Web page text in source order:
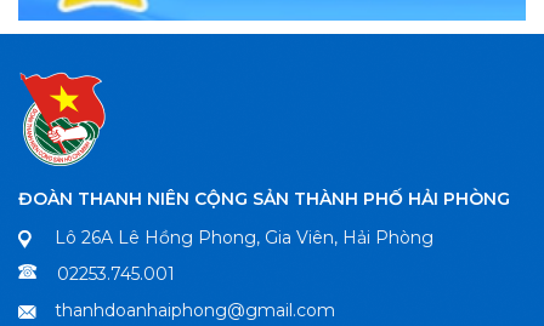
ĐOÀN THANH NIÊN CỘNG SẢN THÀNH PHỐ HẢI PHÒNG
Lô 26A Lê Hồng Phong, Gia Viên, Hải Phòng
02253.745.001
thanhdoanhaiphong@gmail.com